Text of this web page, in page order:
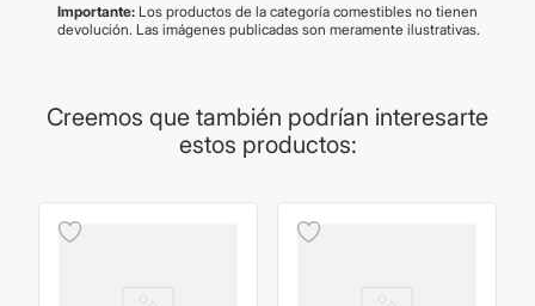
Importante:Los productos de la categoría comestibles no tienen
devolución. Las imágenes publicadas son meramente ilustrativas.
Creemos que también podrían interesarte
estos productos: